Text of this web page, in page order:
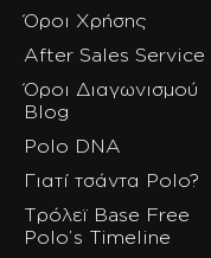
Όροι Χρήσης
After Sales Service
Όροι Διαγωνισμού
Blog
Polo DNA
Γιατί τσάντα Polo?
Τρόλεϊ Base Free
Polo’s Timeline